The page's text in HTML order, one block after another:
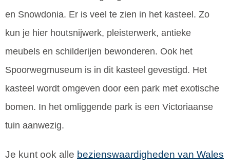
en Snowdonia. Er is veel te zien in het kasteel. Zo
kun je hier houtsnijwerk, pleisterwerk, antieke
meubels en schilderijen bewonderen. Ook het
Spoorwegmuseum is in dit kasteel gevestigd. Het
kasteel wordt omgeven door een park met exotische
bomen. In het omliggende park is een Victoriaanse
tuin aanwezig.
Je kunt ook alle bezienswaardigheden van Wales